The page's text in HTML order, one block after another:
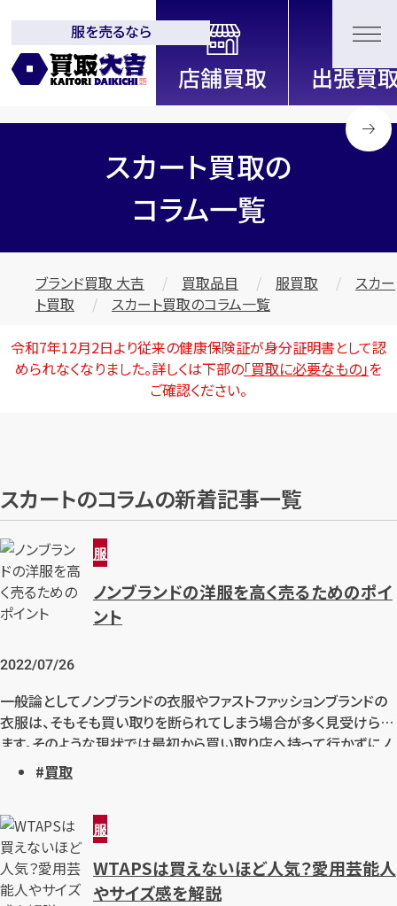
全国2000店舗以上展開中！
信頼と実績の買取専門店「買取大
吉」
服を売るなら
スカート買取の
コラム一覧
ブランド買取 大吉 買取品目 服買取
スカー
ト買取
スカート買取のコラム一覧
令和7年12月2日より従来の健康保険証が身分証明書として認
められなくなりました。詳しくは下部の「買取に必要なもの」を
ご確認ください。
スカートのコラムの新着記事一覧
服
ノンブランドの洋服を高く売るためのポイ
ント
2022/07/26
一般論としてノンブランドの衣服やファストファッションブランドの
衣服は、そもそも買い取りを断られてしまう場合が多く見受けられ
ます。そのような現状では最初から買い取り店へ持って行かずにノ
ンブランドの洋服、ファストファッションブランドの洋服などを自身
で処分してしまうことが少なくないようです。ですが抑えるべきポイ
増えます買い取り店で売却と出来れば、処分してしまう事よりもお
得に服を手放すことが出来ます。今回はそんなノンブランドの洋服
を少しでも高く売るためのポイントをご紹介していきます。
買取
服
WTAPSは買えないほど人気？愛用芸能人
やサイズ感を解説